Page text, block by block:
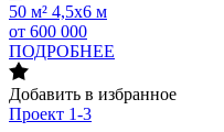
50 м² 4,5х6 м
от 600 000
ПОДРОБНЕЕ
Добавить в избранное
Проект 1-3